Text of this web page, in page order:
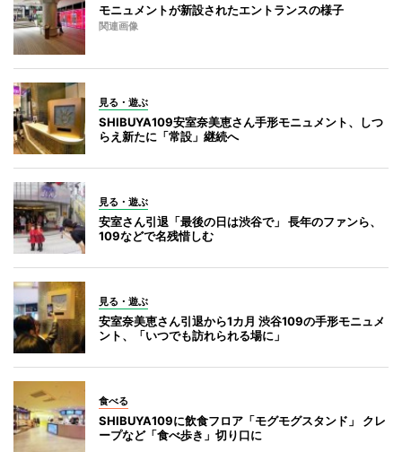
モニュメントが新設されたエントランスの様子
関連画像
見る・遊ぶ
SHIBUYA109安室奈美恵さん手形モニュメント、しつ
らえ新たに「常設」継続へ
見る・遊ぶ
安室さん引退「最後の日は渋谷で」 長年のファンら、
109などで名残惜しむ
見る・遊ぶ
安室奈美恵さん引退から1カ月 渋谷109の手形モニュメ
ント、「いつでも訪れられる場に」
食べる
SHIBUYA109に飲食フロア「モグモグスタンド」 クレ
ープなど「食べ歩き」切り口に